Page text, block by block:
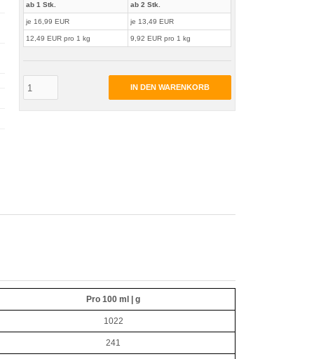
ab 1 Stk.
je 16,99 EUR
12,49 EUR pro 1 kg
ab 2 Stk.
je 13,49 EUR
9,92 EUR pro 1 kg
IN DEN WARENKORB
Pro 100 ml | g
1022
241